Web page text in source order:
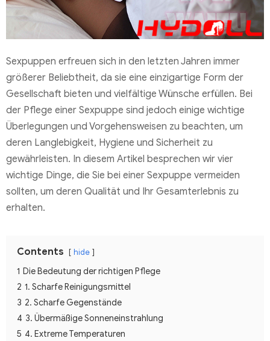
Sexpuppen erfreuen sich in den letzten Jahren immer
größerer Beliebtheit, da sie eine einzigartige Form der
Gesellschaft bieten und vielfältige Wünsche erfüllen. Bei
der Pflege einer Sexpuppe sind jedoch einige wichtige
Überlegungen und Vorgehensweisen zu beachten, um
deren Langlebigkeit, Hygiene und Sicherheit zu
gewährleisten. In diesem Artikel besprechen wir vier
wichtige Dinge, die Sie bei einer Sexpuppe vermeiden
sollten, um deren Qualität und Ihr Gesamterlebnis zu
erhalten.
Contents hide
1 Die Bedeutung der richtigen Pflege
2 1. Scharfe Reinigungsmittel
3 2. Scharfe Gegenstände
4 3. Übermäßige Sonneneinstrahlung
5 4. Extreme Temperaturen